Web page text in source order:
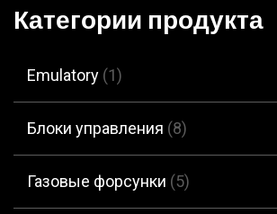
Категории продукта
Emulatory (1)
Блоки управления (8)
Газовые форсунки (5)